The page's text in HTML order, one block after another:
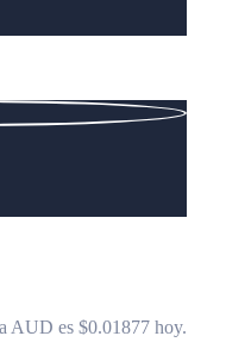
AUD es $0.01877 hoy.